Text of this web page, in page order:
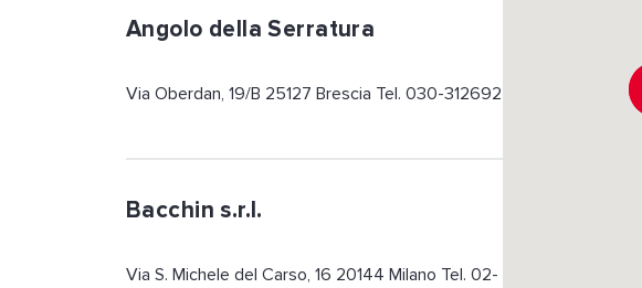
Angolo della Serratura
Via Oberdan, 19/B 25127 Brescia Tel. 030-312692
Bacchin s.r.l.
Via S. Michele del Carso, 16 20144 Milano Tel. 02-